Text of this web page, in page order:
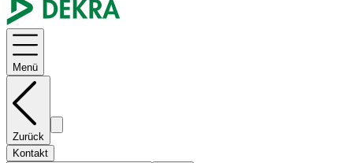
Menü
Zurück
Kontakt